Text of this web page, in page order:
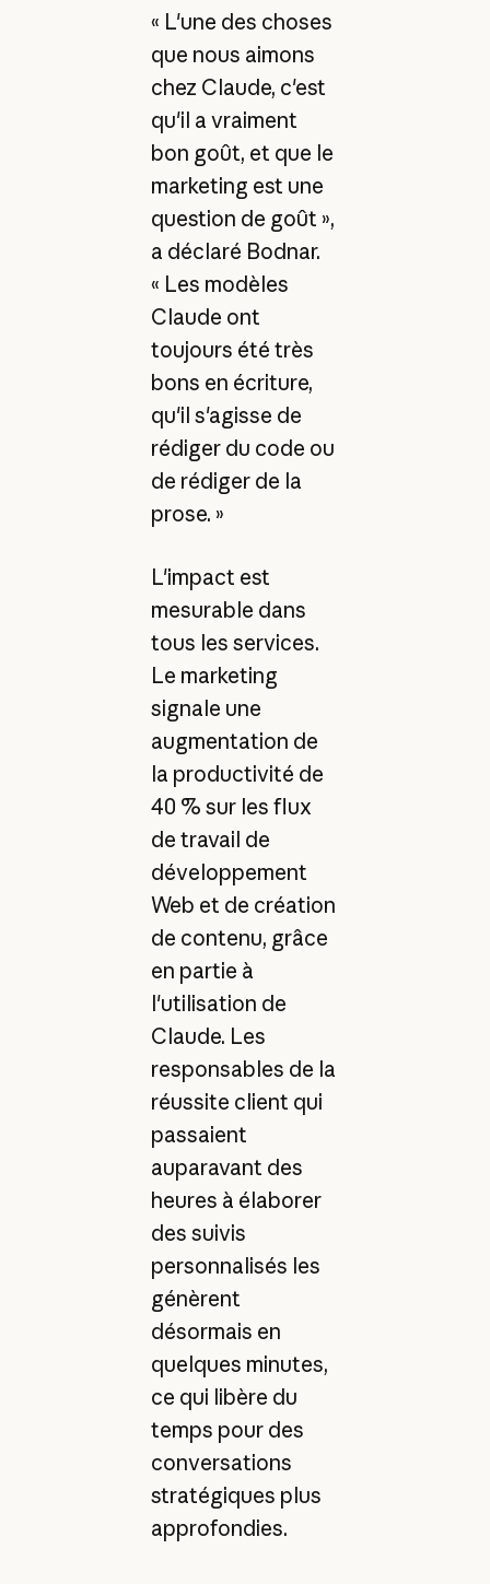
« L'une des choses
que nous aimons
chez Claude, c'est
qu'il a vraiment
bon goût, et que le
marketing est une
question de goût »,
a déclaré Bodnar.
« Les modèles
Claude ont
toujours été très
bons en écriture,
qu'il s'agisse de
rédiger du code ou
de rédiger de la
prose. »
L'impact est
mesurable dans
tous les services.
Le marketing
signale une
augmentation de
la productivité de
40 % sur les flux
de travail de
développement
Web et de création
de contenu, grâce
en partie à
l'utilisation de
Claude. Les
responsables de la
réussite client qui
passaient
auparavant des
heures à élaborer
des suivis
personnalisés les
génèrent
désormais en
quelques minutes,
ce qui libère du
temps pour des
conversations
stratégiques plus
approfondies.